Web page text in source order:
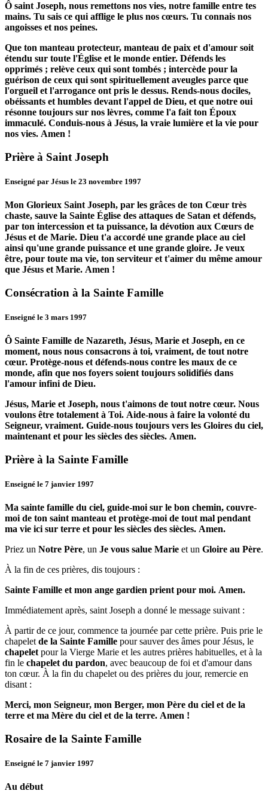
Ô saint Joseph, nous remettons nos vies, notre famille entre tes
mains. Tu sais ce qui afflige le plus nos cœurs. Tu connais nos
angoisses et nos peines.
Que ton manteau protecteur, manteau de paix et d'amour soit
étendu sur toute l'Église et le monde entier. Défends les
opprimés ; relève ceux qui sont tombés ; intercède pour la
guérison de ceux qui sont spirituellement aveugles parce que
l'orgueil et l'arrogance ont pris le dessus. Rends-nous dociles,
obéissants et humbles devant l'appel de Dieu, et que notre oui
résonne toujours sur nos lèvres, comme l'a fait ton Époux
immaculé. Conduis-nous à Jésus, la vraie lumière et la vie pour
nos vies. Amen !
Prière à Saint Joseph
Enseigné par Jésus le 23 novembre 1997
Mon Glorieux Saint Joseph, par les grâces de ton Cœur très
chaste, sauve la Sainte Église des attaques de Satan et défends,
par ton intercession et ta puissance, la dévotion aux Cœurs de
Jésus et de Marie. Dieu t'a accordé une grande place au ciel
ainsi qu'une grande puissance et une grande gloire. Je veux
être, pour toute ma vie, ton serviteur et t'aimer du même amour
que Jésus et Marie. Amen !
Consécration à la Sainte Famille
Enseigné le 3 mars 1997
Ô Sainte Famille de Nazareth, Jésus, Marie et Joseph, en ce
moment, nous nous consacrons à toi, vraiment, de tout notre
cœur. Protège-nous et défends-nous contre les maux de ce
monde, afin que nos foyers soient toujours solidifiés dans
l'amour infini de Dieu.
Jésus, Marie et Joseph, nous t'aimons de tout notre cœur. Nous
voulons être totalement à Toi. Aide-nous à faire la volonté du
Seigneur, vraiment. Guide-nous toujours vers les Gloires du ciel,
maintenant et pour les siècles des siècles. Amen.
Prière à la Sainte Famille
Enseigné le 7 janvier 1997
Ma sainte famille du ciel, guide-moi sur le bon chemin, couvre-
moi de ton saint manteau et protège-moi de tout mal pendant
ma vie ici sur terre et pour les siècles des siècles. Amen.
Priez un Notre Père, un Je vous salue Marie et un Gloire au Père.
À la fin de ces prières, dis toujours :
Sainte Famille et mon ange gardien prient pour moi. Amen.
Immédiatement après, saint Joseph a donné le message suivant :
À partir de ce jour, commence ta journée par cette prière. Puis prie le
chapelet de la Sainte Famille pour sauver des âmes pour Jésus, le
chapelet pour la Vierge Marie et les autres prières habituelles, et à la
fin le chapelet du pardon, avec beaucoup de foi et d'amour dans
ton cœur. À la fin du chapelet ou des prières du jour, remercie en
disant :
Merci, mon Seigneur, mon Berger, mon Père du ciel et de la
terre et ma Mère du ciel et de la terre. Amen !
Rosaire de la Sainte Famille
Enseigné le 7 janvier 1997
Au début